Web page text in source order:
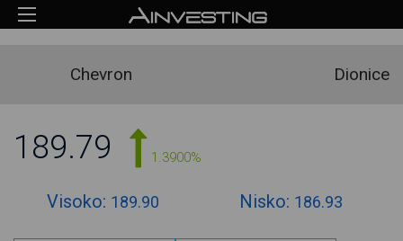
Chevron Dionice
189.79 1.3900%
Visoko: 189.90 Nisko: 186.93